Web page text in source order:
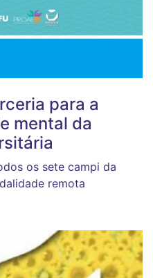
para a
mental da
os sete campi da
remota